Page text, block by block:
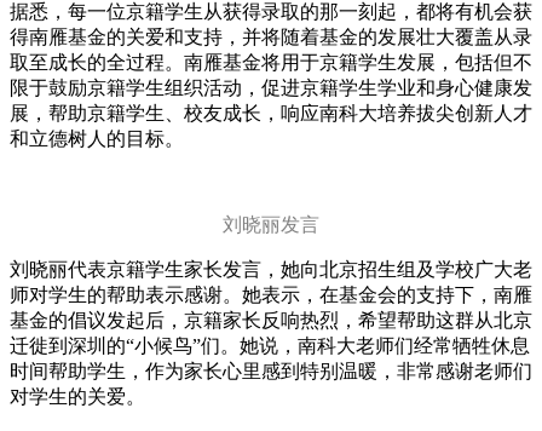
据悉，每一位京籍学生从获得录取的那一刻起，都将有机会获
得南雁基金的关爱和支持，并将随着基金的发展壮大覆盖从录
取至成长的全过程。南雁基金将用于京籍学生发展，包括但不
限于鼓励京籍学生组织活动，促进京籍学生学业和身心健康发
展，帮助京籍学生、校友成长，响应南科大培养拔尖创新人才
和立德树人的目标。
刘晓丽发言
刘晓丽代表京籍学生家长发言，她向北京招生组及学校广大老
师对学生的帮助表示感谢。她表示，在基金会的支持下，南雁
基金的倡议发起后，京籍家长反响热烈，希望帮助这群从北京
迁徙到深圳的“小候鸟”们。她说，南科大老师们经常牺牲休息
时间帮助学生，作为家长心里感到特别温暖，非常感谢老师们
对学生的关爱。